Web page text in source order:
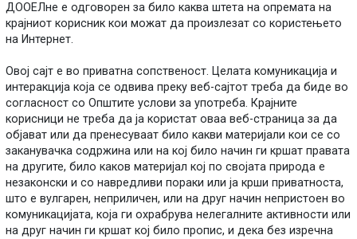
ДООЕЛне е одговорен за било каква штета на опремата на
крајниот корисник кои можат да произлезат со користењето
на Интернет.
Овој сајт е во приватна сопственост. Целата комуникација и
интеракција која се одвива преку веб-сајтот треба да биде во
согласност со Општите услови за употреба. Крајните
корисници не треба да ја користат оваа веб-страница за да
објават или да пренесуваат било какви материјали кои се со
заканувачка содржина или на кој било начин ги кршат правата
на другите, било каков материјал кој по својата природа е
незаконски и со навредливи пораки или ја крши приватноста,
што е вулгарен, неприличен, или на друг начин непристоен во
комуникацијата, која ги охрабрува нелегалните активности или
на друг начин ги кршат кој било пропис, и дека без изречна